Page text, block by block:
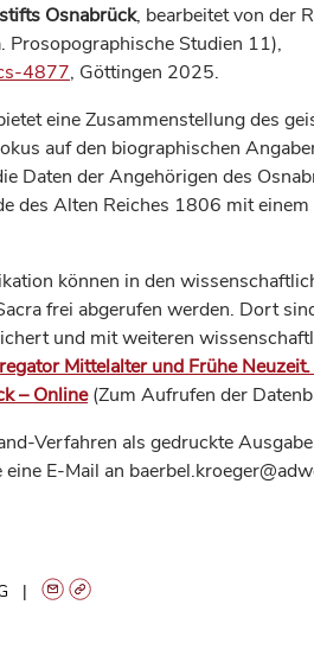
Osnabrück, bearbeitet von der
Prosopographische Studien 11),
4877, Göttingen 2025.
eine Zusammenstellung des
auf den biographischen
Daten der Angehörigen des
des Alten Reiches 1806 mit
können in den
frei abgerufen werden. Dort
und mit weiteren
Mittelalter und Frühe
– Online(Zum Aufrufen der
Verfahren als gedruckte
E-Mail an